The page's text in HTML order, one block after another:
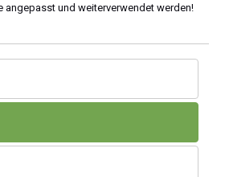
angepasst und weiterverwendet werden!